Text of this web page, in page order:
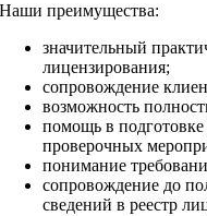
Наши преимущества:
значительный
лицензирования;
сопровождение
возможность
помощь в
проверочных
понимание
сопровождение до
сведений в реестр